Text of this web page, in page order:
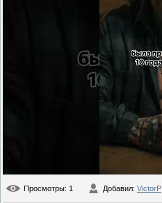
Просмотры: 1 Добавил: VictorP